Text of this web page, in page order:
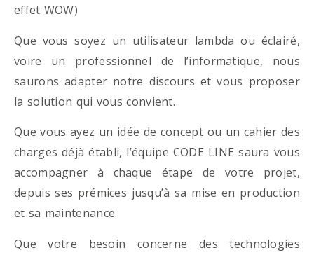
effet WOW)
Que vous soyez un utilisateur lambda ou éclairé,
voire un professionnel de l’informatique, nous
saurons adapter notre discours et vous proposer
la solution qui vous convient.
Que vous ayez un idée de concept ou un cahier des
charges déjà établi, l’équipe CODE LINE saura vous
accompagner à chaque étape de votre projet,
depuis ses prémices jusqu’à sa mise en production
et sa maintenance.
Que votre besoin concerne des technologies